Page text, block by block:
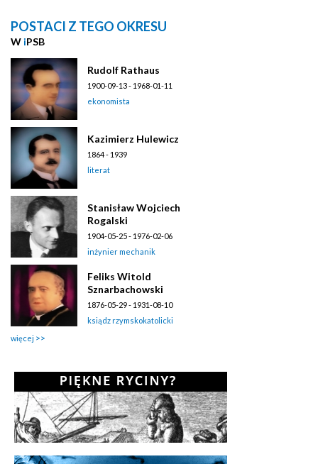
POSTACI Z TEGO OKRESU
W iPSB
Rudolf Rathaus
1900-09-13 - 1968-01-11
ekonomista
Kazimierz Hulewicz
1864 - 1939
literat
Stanisław Wojciech
Rogalski
1904-05-25 - 1976-02-06
inżynier mechanik
Feliks Witold
Sznarbachowski
1876-05-29 - 1931-08-10
ksiądz rzymskokatolicki
więcej